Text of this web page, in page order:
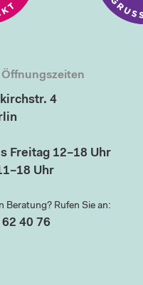
4
Freitag 12–18 Uhr
Uhr
Beratung? Rufen Sie an:
40 76